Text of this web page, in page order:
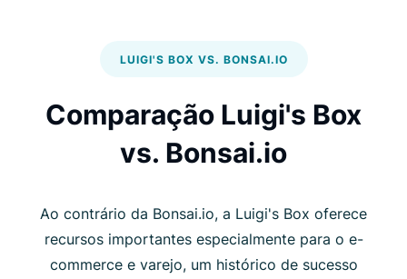
LUIGI'S BOX VS. BONSAI.IO
Comparação Luigi's Box
vs. Bonsai.io
Ao contrário da Bonsai.io, a Luigi's Box oferece
recursos importantes especialmente para o e-
commerce e varejo, um histórico de sucesso